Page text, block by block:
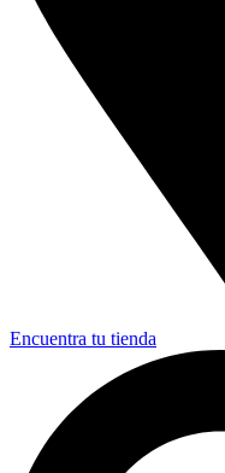
Encuentra tu tienda